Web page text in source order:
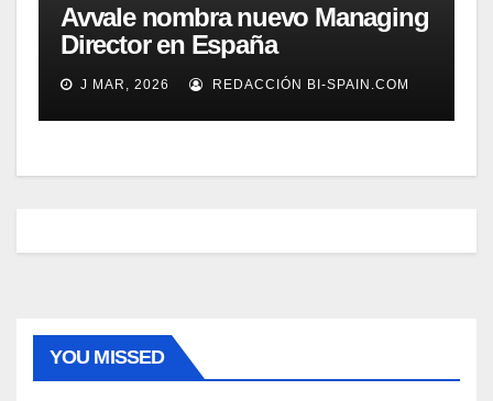
Avvale nombra nuevo Managing
Director en España
J MAR, 2026 REDACCIÓN BI-SPAIN.COM
YOU MISSED